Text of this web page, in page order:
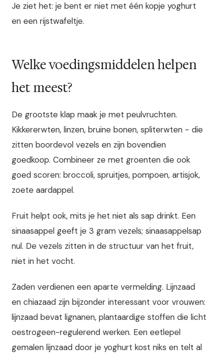
Je ziet het: je bent er niet met één kopje yoghurt
en een rijstwafeltje.
Welke voedingsmiddelen helpen
het meest?
De grootste klap maak je met peulvruchten.
Kikkererwten, linzen, bruine bonen, spliterwten - die
zitten boordevol vezels en zijn bovendien
goedkoop. Combineer ze met groenten die ook
goed scoren: broccoli, spruitjes, pompoen, artisjok,
zoete aardappel.
Fruit helpt ook, mits je het niet als sap drinkt. Een
sinaasappel geeft je 3 gram vezels; sinaasappelsap
nul. De vezels zitten in de structuur van het fruit,
niet in het vocht.
Zaden verdienen een aparte vermelding. Lijnzaad
en chiazaad zijn bijzonder interessant voor vrouwen:
lijnzaad bevat lignanen, plantaardige stoffen die licht
oestrogeen-regulerend werken. Een eetlepel
gemalen lijnzaad door je yoghurt kost niks en telt al